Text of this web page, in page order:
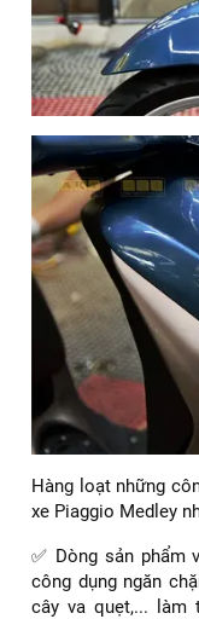
Hàng loạt những
xe Piaggio Medley
✅ Dòng sản phẩm
công dụng ngăn
cây va quẹt,... làm